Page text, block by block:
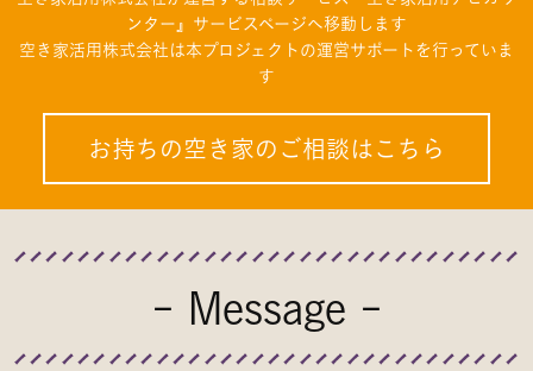
ンター』サービスページへ移動します
空き家活用株式会社は本プロジェクトの運営サポートを行っていま
す
お持ちの空き家のご相談はこちら
- Message -